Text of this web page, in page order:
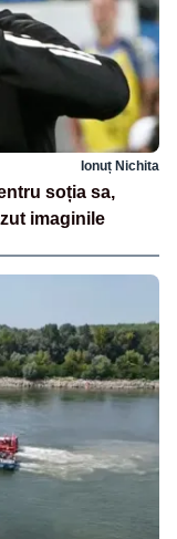
Ionuț Nichita
soția sa,
imaginile